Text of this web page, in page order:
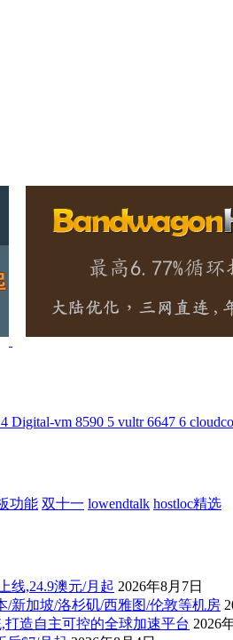
4 Digital-vm 8590 5 vultr 6647 6
功能 双十一 lowendtalk hostloc精选
线,24.9澳元/月起 2026年8月7日
/新加坡/洛杉矶/西雅图/伦敦等机房
造自主可控的全球加速平台 2026